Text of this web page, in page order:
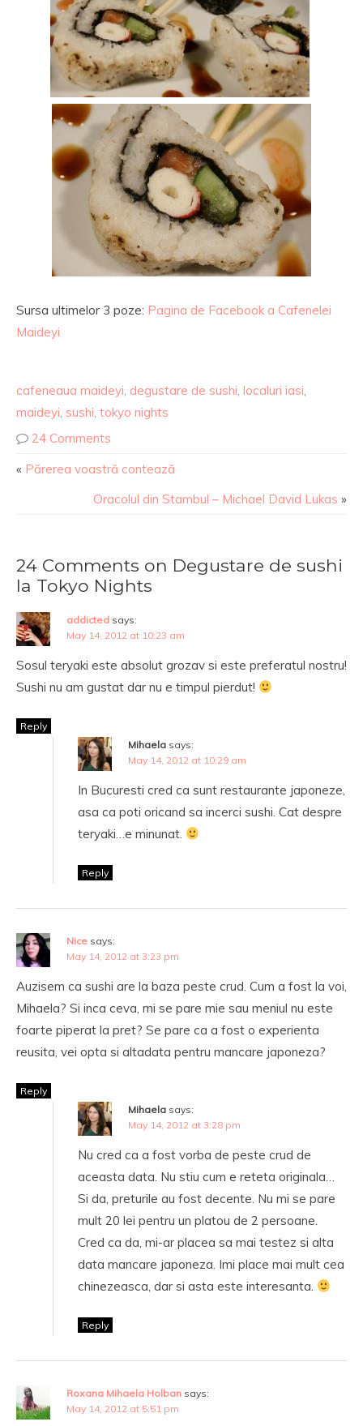
Sursa ultimelor 3 poze: Pagina de Facebook a Cafenelei
Maideyi
cafeneaua maideyi, degustare de sushi, localuri iasi,
maideyi, sushi, tokyo nights
24 Comments
« Părerea voastră contează
Oracolul din Stambul – Michael David Lukas »
24 Comments on Degustare de sushi
la Tokyo Nights
addicted says:
May 14, 2012 at 10:23 am
Sosul teryaki este absolut grozav si este preferatul nostru!
Sushi nu am gustat dar nu e timpul pierdut!
Reply
Mihaela says:
May 14, 2012 at 10:29 am
In Bucuresti cred ca sunt restaurante japoneze,
asa ca poti oricand sa incerci sushi. Cat despre
teryaki…e minunat.
Reply
Nice says:
May 14, 2012 at 3:23 pm
Auzisem ca sushi are la baza peste crud. Cum a fost la voi,
Mihaela? Si inca ceva, mi se pare mie sau meniul nu este
foarte piperat la pret? Se pare ca a fost o experienta
reusita, vei opta si altadata pentru mancare japoneza?
Reply
Mihaela says:
May 14, 2012 at 3:28 pm
Nu cred ca a fost vorba de peste crud de
aceasta data. Nu stiu cum e reteta originala…
Si da, preturile au fost decente. Nu mi se pare
mult 20 lei pentru un platou de 2 persoane.
Cred ca da, mi-ar placea sa mai testez si alta
data mancare japoneza. Imi place mai mult cea
chinezeasca, dar si asta este interesanta.
Reply
Roxana Mihaela Holban says:
May 14, 2012 at 5:51 pm